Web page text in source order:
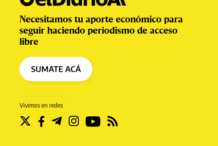
Vivimos en redes
Necesitamos tu aporte económico para
seguir haciendo periodismo de acceso
libre
SUMATE ACÁ